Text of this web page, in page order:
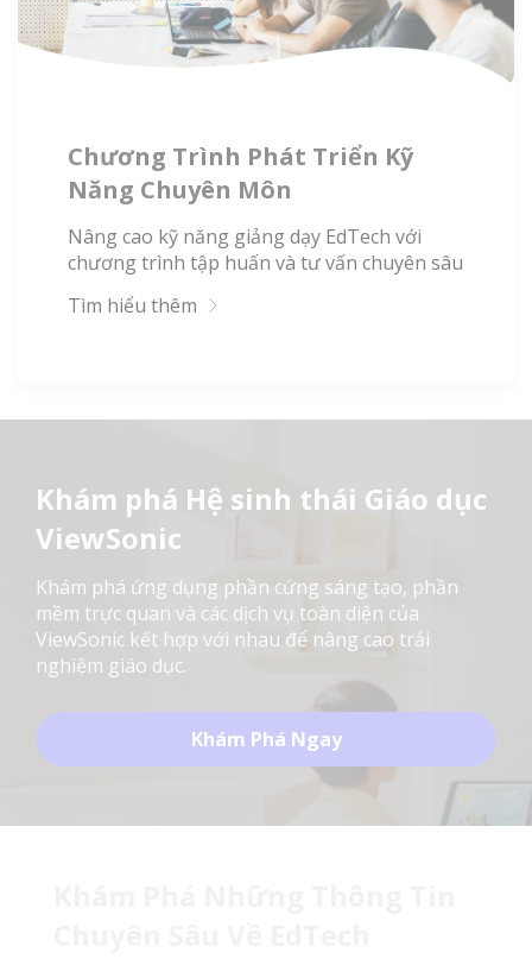
Chương Trình Phát Triển Kỹ
Năng Chuyên Môn
Nâng cao kỹ năng giảng dạy EdTech với
chương trình tập huấn và tư vấn chuyên sâu
Tìm hiểu thêm
Khám phá Hệ sinh thái Giáo dục
ViewSonic
Khám phá ứng dụng phần cứng sáng tạo, phần
mềm trực quan và các dịch vụ toàn diện của
ViewSonic kết hợp với nhau để nâng cao trải
nghiệm giáo dục.
Khám Phá Ngay